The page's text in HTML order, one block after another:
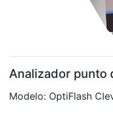
Analizador punto
Modelo: OptiFlash